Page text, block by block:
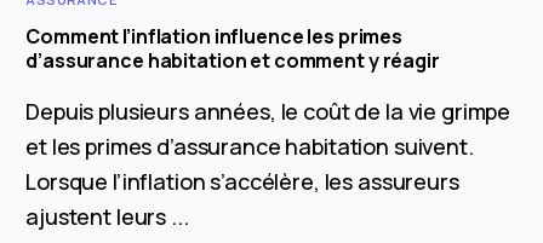
Comment l’inflation influence les primes
d’assurance habitation et comment y réagir
Depuis plusieurs années, le coût de la vie grimpe
et les primes d’assurance habitation suivent.
Lorsque l’inflation s’accélère, les assureurs
ajustent leurs ...